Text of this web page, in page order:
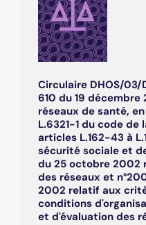
Circulaire DHOS/03/
610 du 19
réseaux de santé,
L.6321-1 du code
articles L.162-43 à
sécurité sociale et
du 25 octobre 2002
des réseaux et
2002 relatif aux
conditions
et d'évaluation des